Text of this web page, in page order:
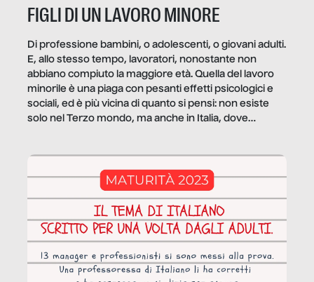
FIGLI DI UN LAVORO MINORE
Di professione bambini, o adolescenti, o giovani adulti.
E, allo stesso tempo, lavoratori, nonostante non
abbiano compiuto la maggiore età. Quella del lavoro
minorile è una piaga con pesanti effetti psicologici e
sociali, ed è più vicina di quanto si pensi: non esiste
solo nel Terzo mondo, ma anche in Italia, dove